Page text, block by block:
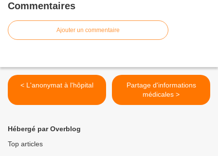
Commentaires
Ajouter un commentaire
< L'anonymat à l'hôpital
Partage d'informations
médicales >
Hébergé par Overblog
Top articles